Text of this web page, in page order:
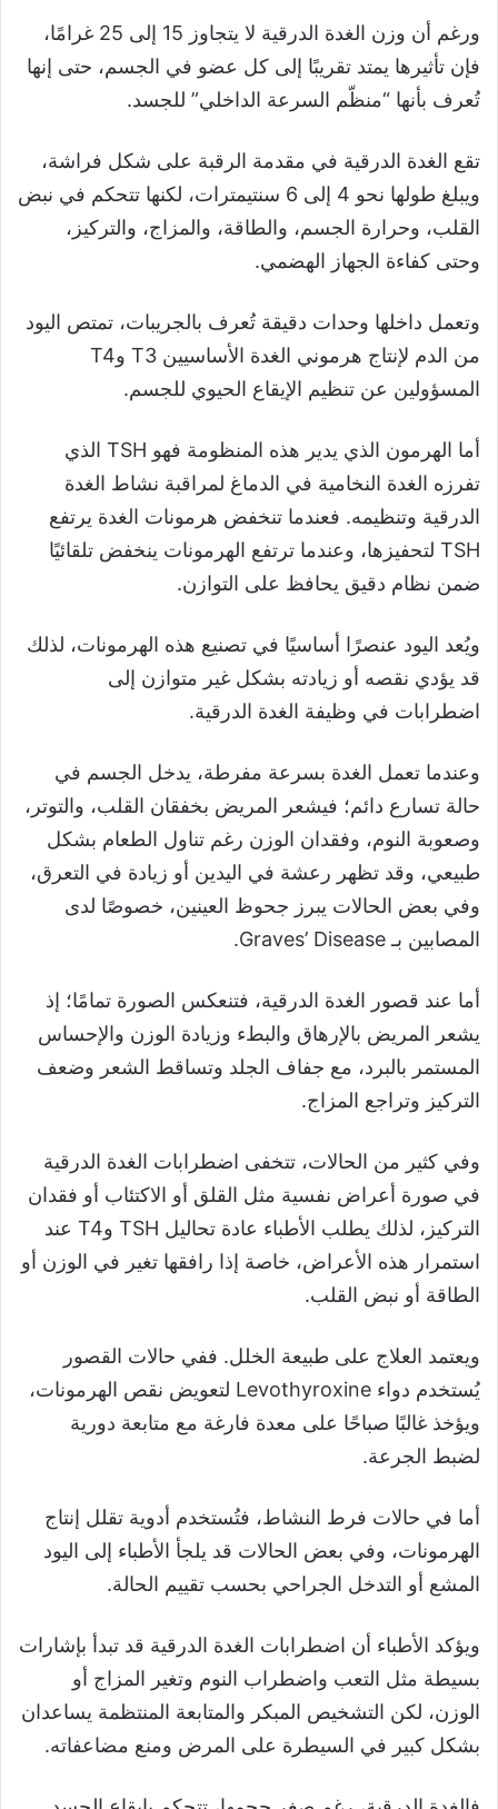
ورغم أن وزن الغدة الدرقية لا يتجاوز 15 إلى 25 غرامًا،
فإن تأثيرها يمتد تقريبًا إلى كل عضو في الجسم، حتى إنها
تُعرف بأنها “منظّم السرعة الداخلي” للجسد.
تقع الغدة الدرقية في مقدمة الرقبة على شكل فراشة،
ويبلغ طولها نحو 4 إلى 6 سنتيمترات، لكنها تتحكم في نبض
القلب، وحرارة الجسم، والطاقة، والمزاج، والتركيز،
وحتى كفاءة الجهاز الهضمي.
وتعمل داخلها وحدات دقيقة تُعرف بالجريبات، تمتص اليود
من الدم لإنتاج هرموني الغدة الأساسيين T3 وT4
المسؤولين عن تنظيم الإيقاع الحيوي للجسم.
أما الهرمون الذي يدير هذه المنظومة فهو TSH الذي
تفرزه الغدة النخامية في الدماغ لمراقبة نشاط الغدة
الدرقية وتنظيمه. فعندما تنخفض هرمونات الغدة يرتفع
TSH لتحفيزها، وعندما ترتفع الهرمونات ينخفض تلقائيًا
ضمن نظام دقيق يحافظ على التوازن.
ويُعد اليود عنصرًا أساسيًا في تصنيع هذه الهرمونات، لذلك
قد يؤدي نقصه أو زيادته بشكل غير متوازن إلى
اضطرابات في وظيفة الغدة الدرقية.
وعندما تعمل الغدة بسرعة مفرطة، يدخل الجسم في
حالة تسارع دائم؛ فيشعر المريض بخفقان القلب، والتوتر،
وصعوبة النوم، وفقدان الوزن رغم تناول الطعام بشكل
طبيعي، وقد تظهر رعشة في اليدين أو زيادة في التعرق،
وفي بعض الحالات يبرز جحوظ العينين، خصوصًا لدى
المصابين بـ Graves’ Disease.
أما عند قصور الغدة الدرقية، فتنعكس الصورة تمامًا؛ إذ
يشعر المريض بالإرهاق والبطء وزيادة الوزن والإحساس
المستمر بالبرد، مع جفاف الجلد وتساقط الشعر وضعف
التركيز وتراجع المزاج.
وفي كثير من الحالات، تتخفى اضطرابات الغدة الدرقية
في صورة أعراض نفسية مثل القلق أو الاكتئاب أو فقدان
التركيز، لذلك يطلب الأطباء عادة تحاليل TSH وT4 عند
استمرار هذه الأعراض، خاصة إذا رافقها تغير في الوزن أو
الطاقة أو نبض القلب.
ويعتمد العلاج على طبيعة الخلل. ففي حالات القصور
يُستخدم دواء Levothyroxine لتعويض نقص الهرمونات،
ويؤخذ غالبًا صباحًا على معدة فارغة مع متابعة دورية
لضبط الجرعة.
أما في حالات فرط النشاط، فتُستخدم أدوية تقلل إنتاج
الهرمونات، وفي بعض الحالات قد يلجأ الأطباء إلى اليود
المشع أو التدخل الجراحي بحسب تقييم الحالة.
ويؤكد الأطباء أن اضطرابات الغدة الدرقية قد تبدأ بإشارات
بسيطة مثل التعب واضطراب النوم وتغير المزاج أو
الوزن، لكن التشخيص المبكر والمتابعة المنتظمة يساعدان
بشكل كبير في السيطرة على المرض ومنع مضاعفاته.